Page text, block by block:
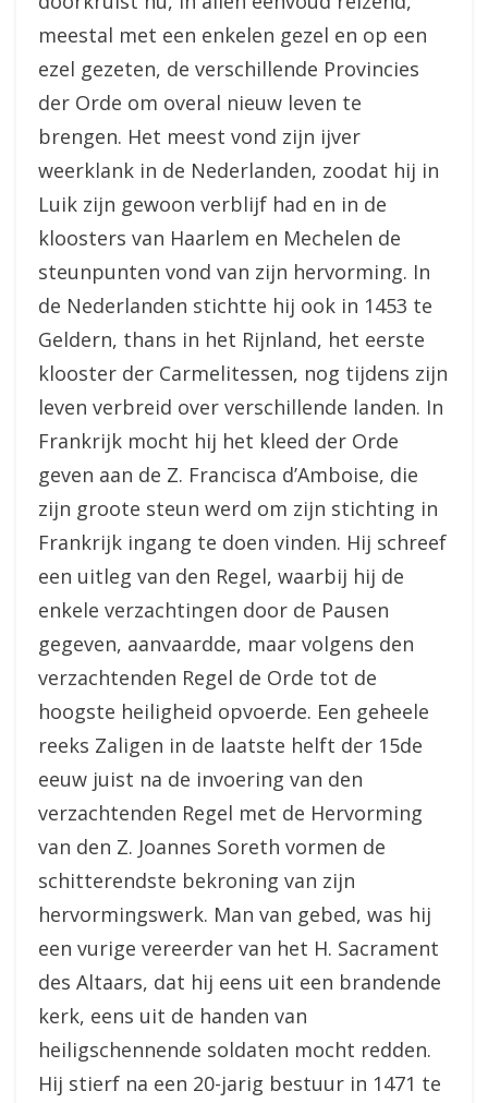
meestal met een enkelen gezel en op een
ezel gezeten, de verschillende Provincies
der Orde om overal nieuw leven te
brengen. Het meest vond zijn ijver
weerklank in de Nederlanden, zoodat hij in
Luik zijn gewoon verblijf had en in de
kloosters van Haarlem en Mechelen de
steunpunten vond van zijn hervorming. In
de Nederlanden stichtte hij ook in 1453 te
Geldern, thans in het Rijnland, het eerste
klooster der Carmelitessen, nog tijdens zijn
leven verbreid over verschillende landen. In
Frankrijk mocht hij het kleed der Orde
geven aan de Z. Francisca d’Amboise, die
zijn groote steun werd om zijn stichting in
Frankrijk ingang te doen vinden. Hij schreef
een uitleg van den Regel, waarbij hij de
enkele verzachtingen door de Pausen
gegeven, aanvaardde, maar volgens den
verzachtenden Regel de Orde tot de
hoogste heiligheid opvoerde. Een geheele
reeks Zaligen in de laatste helft der 15de
eeuw juist na de invoering van den
verzachtenden Regel met de Hervorming
van den Z. Joannes Soreth vormen de
schitterendste bekroning van zijn
hervormingswerk. Man van gebed, was hij
een vurige vereerder van het H. Sacrament
des Altaars, dat hij eens uit een brandende
kerk, eens uit de handen van
heiligschennende soldaten mocht redden.
Hij stierf na een 20-jarig bestuur in 1471 te